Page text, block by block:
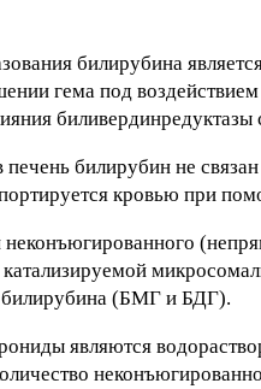
билирубина
гема под
печень билирубин не
кровью при
(БМГ и БДГ).
являются